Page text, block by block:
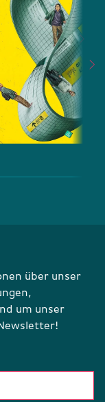
über unser
um unser